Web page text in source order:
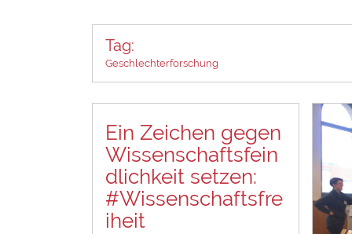
Tag:
Geschlechterforschung
Ein Zeichen gegen
Wissenschaftsfein
dlichkeit setzen:
#Wissenschaftsfre
iheit